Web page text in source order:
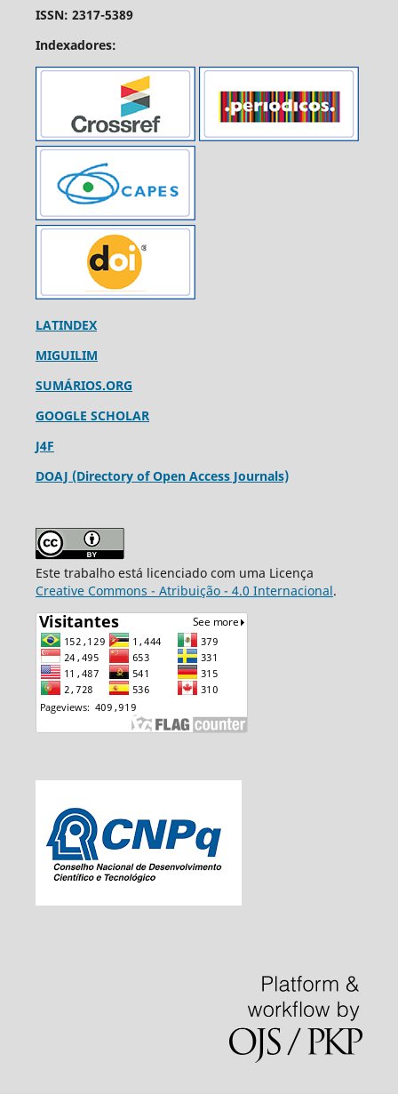
ISSN: 2317-5389
Indexadores:
LATINDEX
MIGUILIM
SUMÁRIOS.ORG
GOOGLE SCHOLAR
J4F
DOAJ (Directory of Open Access Journals)
Este trabalho está licenciado com uma Licença
Creative Commons - Atribuição - 4.0 Internacional.